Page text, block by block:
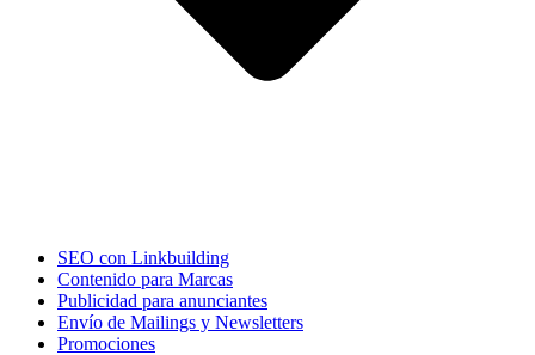
SEO con Linkbuilding
Contenido para Marcas
Publicidad para anunciantes
Envío de Mailings y Newsletters
Promociones